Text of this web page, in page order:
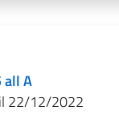
all A
22/12/2022